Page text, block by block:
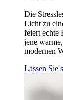
Die
Licht zu
feiert echte
jene
modernen
Lassen Sie